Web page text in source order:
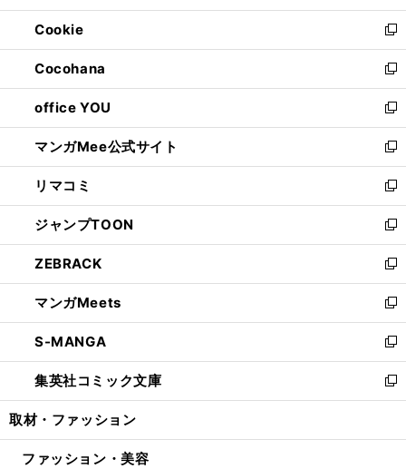
開
く
ウ
で
開
く
ン
ド
ウ
で
開
く
ウ
ィ
ン
ド
ウ
で
開
く
Cookie
新
し
い
ウ
ィ
ン
ド
ウ
で
開
く
Cocohana
新
し
い
ウ
ィ
ン
ド
ウ
で
開
く
office YOU
新
し
い
ウ
ィ
ン
ド
ウ
で
開
く
マンガMee公式サイト
新
し
い
ウ
ィ
ン
ド
ウ
で
開
く
リマコミ
新
し
い
ウ
ィ
ン
ド
ウ
で
開
く
ジャンプTOON
新
し
い
ウ
ィ
ン
ド
ウ
で
開
ZEBRACK
新
し
い
ウ
ィ
ン
ド
ウ
開
マンガMeets
新
し
い
ウ
ィ
ン
ウ
S-MANGA
新
し
い
ウ
ン
集英社コミック文庫
新
し
ウ
取材・ファッション
ファッション・美容